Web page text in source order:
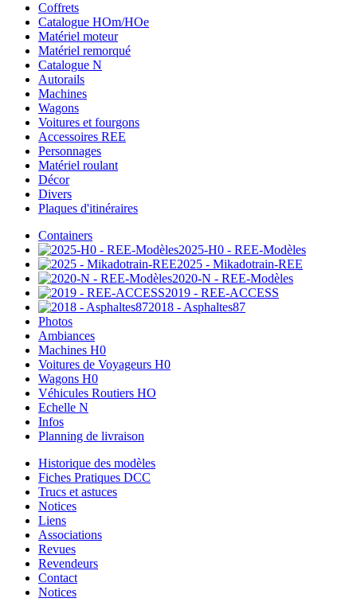
Coffrets
Catalogue HOm/HOe
Matériel moteur
Matériel remorqué
Catalogue N
Autorails
Machines
Wagons
Voitures et fourgons
Accessoires REE
Personnages
Matériel roulant
Décor
Divers
Plaques d'itinéraires
Containers
2025-H0 - REE-Modèles
2025 - Mikadotrain-REE
2020-N - REE-Modèles
2019 - REE-ACCESS
2018 - Asphaltes87
Photos
Ambiances
Machines H0
Voitures de Voyageurs H0
Wagons H0
Véhicules Routiers HO
Echelle N
Infos
Planning de livraison
Historique des modèles
Fiches Pratiques DCC
Trucs et astuces
Notices
Liens
Associations
Revues
Revendeurs
Contact
Notices